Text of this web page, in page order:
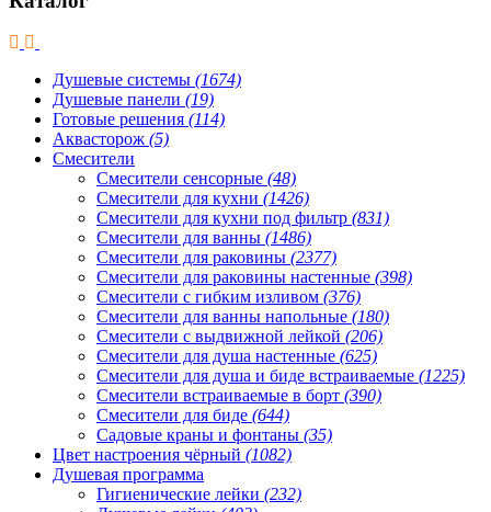
Душевые системы (1674)
Душевые панели (19)
Готовые решения (114)
Аквасторож (5)
Смесители
Смесители сенсорные (48)
Смесители для кухни (1426)
Смесители для кухни под фильтр (831)
Смесители для ванны (1486)
Смесители для раковины (2377)
Смесители для раковины настенные (398)
Смесители с гибким изливом (376)
Смесители для ванны напольные (180)
Смесители с выдвижной лейкой (206)
Смесители для душа настенные (625)
Смесители для душа и биде встраиваемые (1225)
Смесители встраиваемые в борт (390)
Смесители для биде (644)
Садовые краны и фонтаны (35)
Цвет настроения чёрный (1082)
Душевая программа
Гигиенические лейки (232)